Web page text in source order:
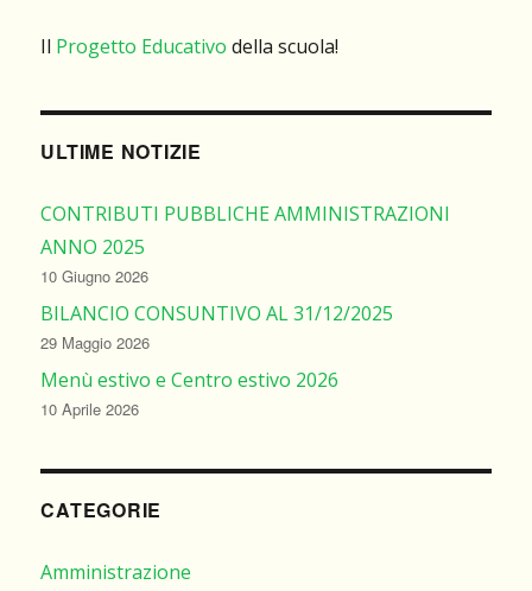
Il Progetto Educativo della scuola!
ULTIME NOTIZIE
CONTRIBUTI PUBBLICHE AMMINISTRAZIONI
ANNO 2025
10 Giugno 2026
BILANCIO CONSUNTIVO AL 31/12/2025
29 Maggio 2026
Menù estivo e Centro estivo 2026
10 Aprile 2026
CATEGORIE
Amministrazione